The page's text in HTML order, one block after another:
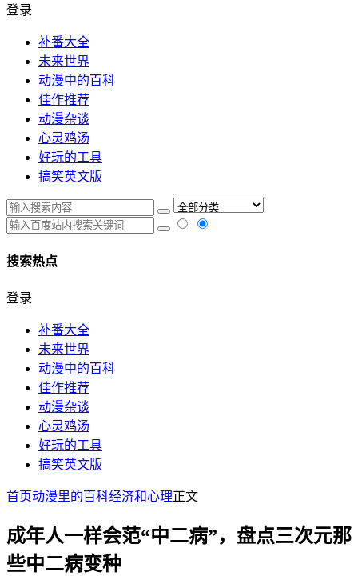
登录
补番大全
未来世界
动漫中的百科
佳作推荐
动漫杂谈
心灵鸡汤
好玩的工具
搞笑英文版
搜索热点
登录
补番大全
未来世界
动漫中的百科
佳作推荐
动漫杂谈
心灵鸡汤
好玩的工具
搞笑英文版
首页动漫里的百科经济和心理正文
成年人一样会范“中二病”，盘点三次元那
些中二病变种